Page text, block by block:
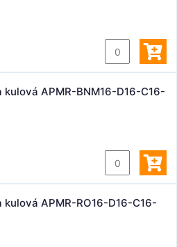
APMR-BNM16-D16-C16-
APMR-RO16-D16-C16-